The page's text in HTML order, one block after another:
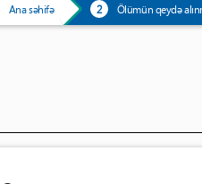
Ana səhifə Ölümün qeydə